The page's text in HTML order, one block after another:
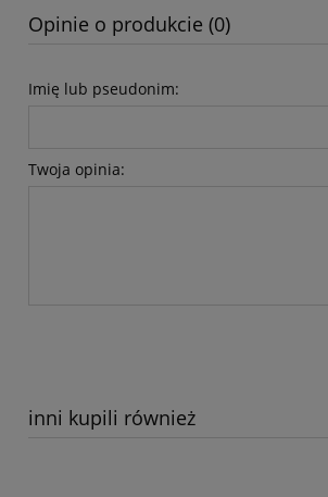
Opinie o produkcie (0)
Imię lub pseudonim:
Twoja opinia:
inni kupili również